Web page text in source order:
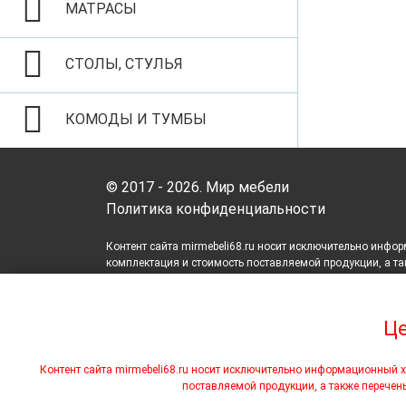
МАТРАСЫ
СТОЛЫ, СТУЛЬЯ
КОМОДЫ И ТУМБЫ
© 2017 - 2026. Мир мебели
Политика конфиденциальности
Контент сайта mirmebeli68.ru носит исключительно
комплектация и стоимость поставляемой продукции, а
Контент сайта mirmebeli68.ru носит исключительно информационный
поставляемой продукции, а также
программы Яндекс.Метрика, Яндекс.Вебмастер, для
программ Яндекс.Метрика, Яндекс.Вебмастер, ваших
сайте. Более подробная информация предоставляется в